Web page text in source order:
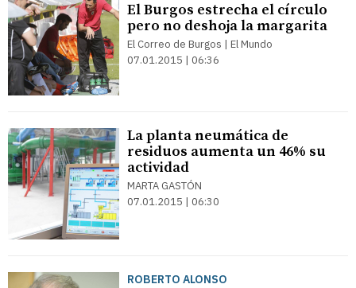
El Burgos estrecha el círculo
pero no deshoja la margarita
El Correo de Burgos | El Mundo
07.01.2015 | 06:36
La planta neumática de
residuos aumenta un 46% su
actividad
MARTA GASTÓN
07.01.2015 | 06:30
ROBERTO ALONSO